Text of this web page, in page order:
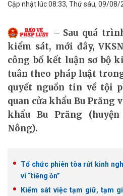
Cập nhật lúc 08:33, Thứ sáu, 09/08/
Sau quá
kiểm sát, mới đây,
công bố kết luận sơ bộ
tuân theo pháp luật
quyết nguồn tin về tội
quan cửa khẩu Bu Prăng
khẩu Bu Prăng
Nông).
Tổ chức phiên tòa rút kinh
vì “tiếng ồn”
Kiểm sát việc tạm giữ, tạm